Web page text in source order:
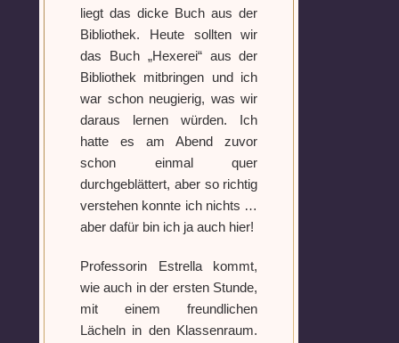
liegt das dicke Buch aus der
Bibliothek. Heute sollten wir
das Buch „Hexerei“ aus der
Bibliothek mitbringen und ich
war schon neugierig, was wir
daraus lernen würden. Ich
hatte es am Abend zuvor
schon einmal quer
durchgeblättert, aber so richtig
verstehen konnte ich nichts …
aber dafür bin ich ja auch hier!
Professorin Estrella kommt,
wie auch in der ersten Stunde,
mit einem freundlichen
Lächeln in den Klassenraum.